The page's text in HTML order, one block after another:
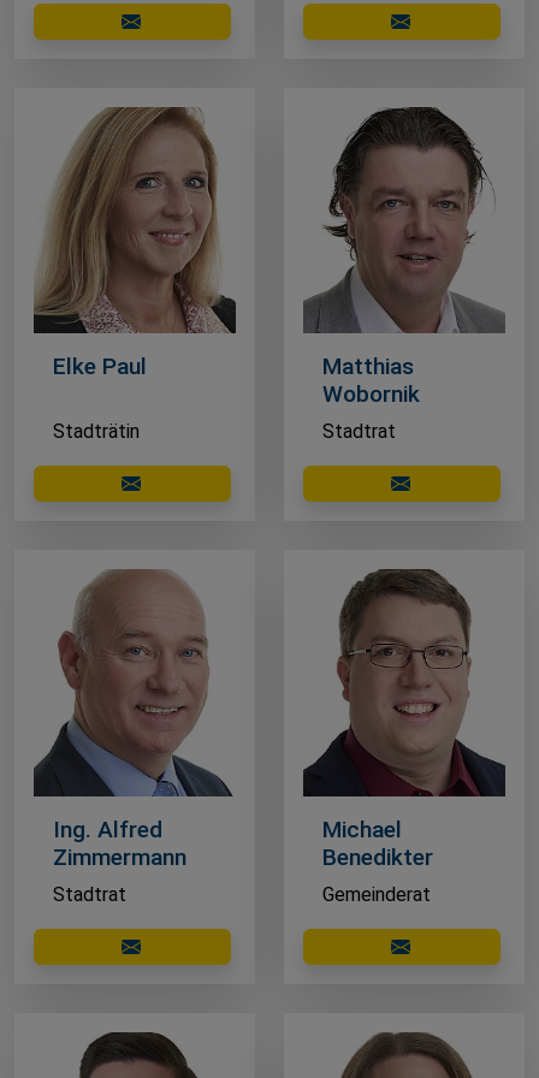
E-Mail schreiben E-Mail
Elke Paul
Stadträtin
E-Mail schreiben
Matthias
Wobornik
Stadtrat
E-Mail
Ing. Alfred
Zimmermann
Stadtrat
E-Mail schreiben
Michael
Benedikter
Gemeinderat
E-Mail